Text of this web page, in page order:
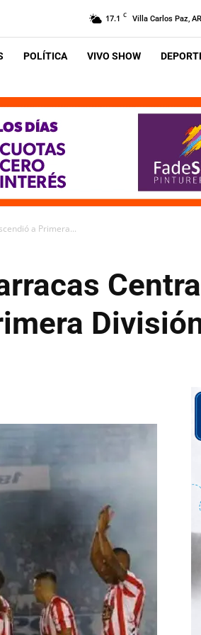
17.1 C Villa Carlos Paz, AR
POLÍTICA VIVO SHOW
a Primera...